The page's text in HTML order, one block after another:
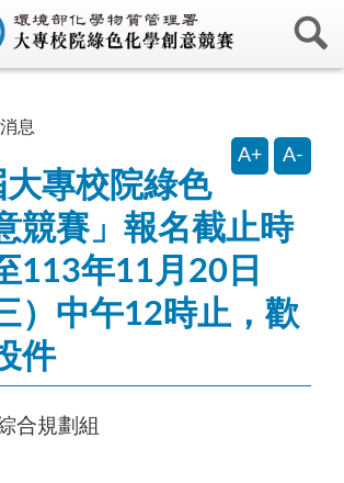
息
A+ A-
大專校院綠色
競賽」報名截止時
113年11月20日
）中午12時止，歡
件
合規劃組